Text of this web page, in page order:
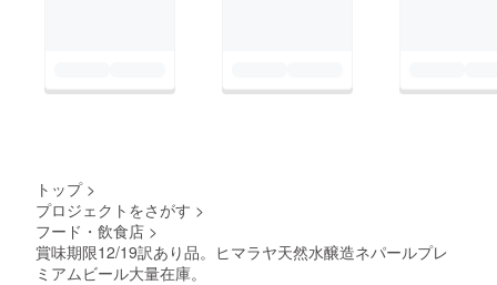
トップ >
プロジェクトをさがす >
フード・飲食店 >
賞味期限12/19訳あり品。ヒマラヤ天然水醸造ネパールプレ
ミアムビール大量在庫。